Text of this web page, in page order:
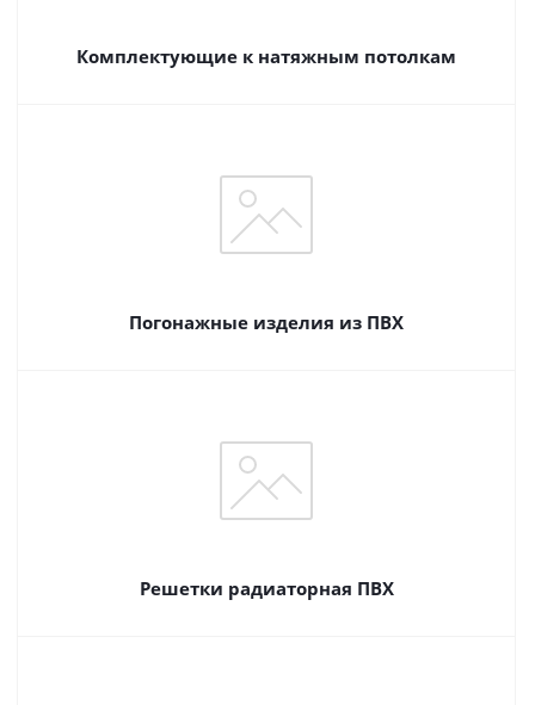
Комплектующие к натяжным потолкам
Погонажные изделия из ПВХ
Решетки радиаторная ПВХ